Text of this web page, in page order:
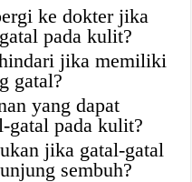
ke dokter jika
pada kulit?
jika memiliki
gatal?
yang dapat
gatal pada kulit?
jika gatal-gatal
sembuh?